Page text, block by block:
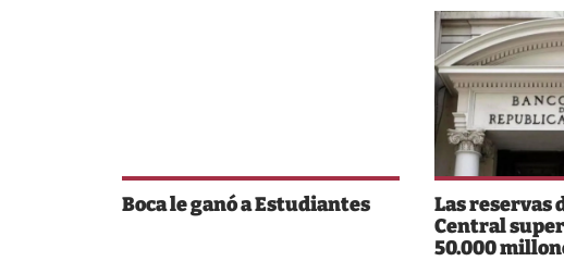
Boca le ganó a Estudiantes
Las reservas
Central
50.000